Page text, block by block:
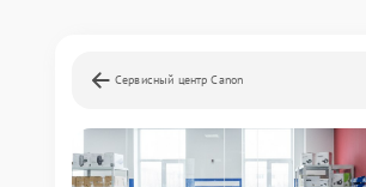
Сервисный центр Canon